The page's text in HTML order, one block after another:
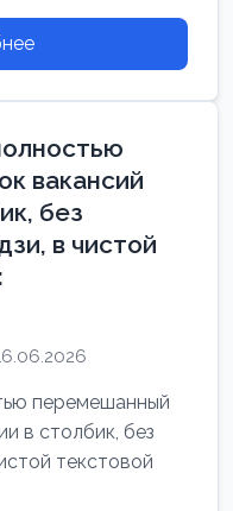
вакансий
без
в чистой
перемешанный
в столбик, без
текстовой